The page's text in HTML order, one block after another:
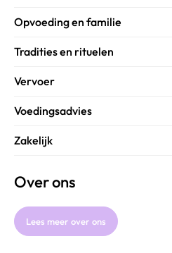
Opvoeding en familie
Tradities en rituelen
Vervoer
Voedingsadvies
Zakelijk
Over ons
Lees meer over ons